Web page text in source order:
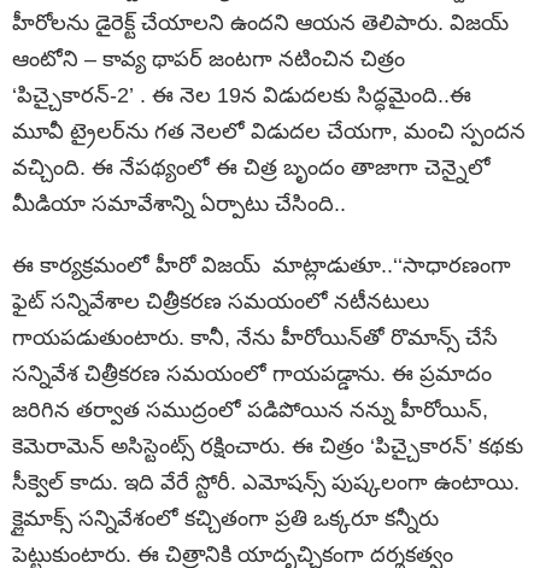
హీరోలను డైరెక్ట్‌ చేయాలని ఉందని ఆయన తెలిపారు. విజయ్‌
ఆంటోని – కావ్య థాపర్‌ జంటగా నటించిన చిత్రం
‘పిచ్చైకారన్‌-2’ . ఈ నెల 19న విడుదలకు సిద్ధమైంది..ఈ
మూవీ ట్రైలర్‌ను గత నెలలో విడుదల చేయగా, మంచి స్పందన
వచ్చింది. ఈ నేపథ్యంలో ఈ చిత్ర బృందం తాజాగా చెన్నైలో
మీడియా సమావేశాన్ని ఏర్పాటు చేసింది..
ఈ కార్యక్రమంలో హీరో విజయ్‌ మాట్లాడుతూ..‘‘సాధారణంగా
ఫైట్‌ సన్నివేశాల చిత్రీకరణ సమయంలో నటీనటులు
గాయపడుతుంటారు. కానీ, నేను హీరోయిన్‌తో రొమాన్స్‌ చేసే
సన్నివేశ చిత్రీకరణ సమయంలో గాయపడ్డాను. ఈ ప్రమాదం
జరిగిన తర్వాత సముద్రంలో పడిపోయిన నన్ను హీరోయిన్‌,
కెమెరామెన్‌ అసిస్టెంట్స్‌ రక్షించారు. ఈ చిత్రం ‘పిచ్చైకారన్‌’ కథకు
సీక్వెల్‌ కాదు. ఇది వేరే స్టోరీ. ఎమోషన్స్‌ పుష్కలంగా ఉంటాయి.
క్లైమాక్స్‌ సన్నివేశంలో కచ్చితంగా ప్రతి ఒక్కరూ కన్నీరు
పెట్టుకుంటారు. ఈ చిత్రానికి యాదృచ్ఛికంగా దర్శకత్వం